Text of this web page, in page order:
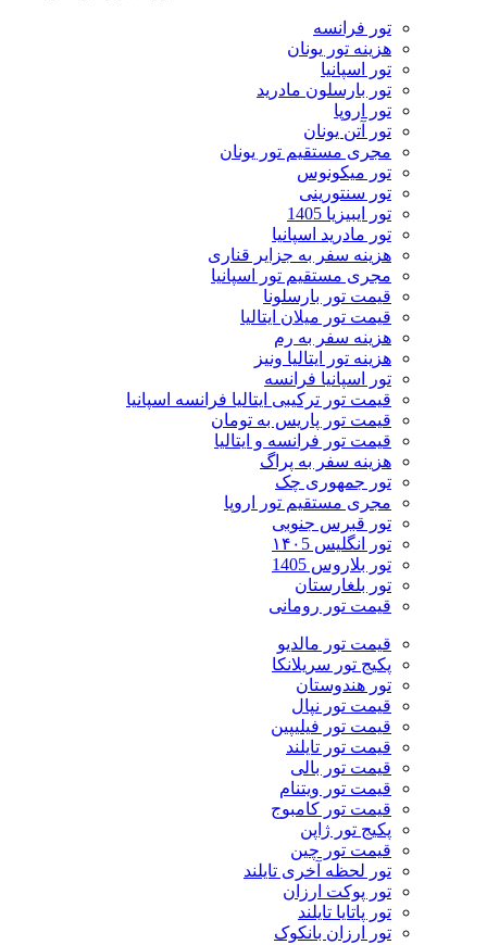
تور فرانسه
هزینه تور یونان
تور اسپانیا
تور بارسلون مادرید
تور اروپا
تور آتن یونان
مجری مستقیم تور یونان
تور میکونوس
تور سنتورینی
تور ایبیزیا 1405
تور مادرید اسپانیا
هزینه سفر به جزایر قناری
مجری مستقیم تور اسپانیا
قیمت تور بارسلونا
قیمت تور میلان ایتالیا
هزینه سفر به رم
هزینه تور ایتالیا ونیز
تور اسپانیا فرانسه
قیمت تور ترکیبی ایتالیا فرانسه اسپانیا
قیمت تور پاریس به تومان
قیمت تور فرانسه و ایتالیا
هزینه سفر به پراگ
تور جمهوری چک
مجری مستقیم تور اروپا
تور قبرس جنوبی
تور انگلیس ۱۴۰5
تور بلاروس 1405
تور بلغارستان
قیمت تور رومانی
قیمت تور مالدیو
پکیج تور سریلانکا
تور هندوستان
قیمت تور نپال
قیمت تور فیلیپین
قیمت تور تایلند
قیمت تور بالی
قیمت تور ویتنام
قیمت تور کامبوج
پکیج تور ژاپن
قیمت تور چین
تور لحظه آخری تایلند
تور پوکت ارزان
تور پاتايا تايلند
تور ارزان بانکوک